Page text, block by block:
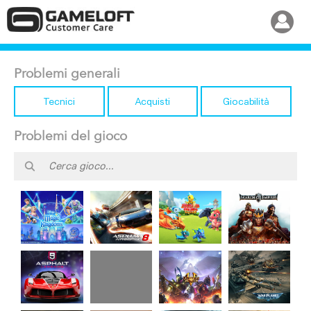
Problemi generali
Tecnici Acquisti Giocabilità
Problemi del gioco
Disney
Magic
Kingdoms
Dragon
Mania
Legends
March of
Empires